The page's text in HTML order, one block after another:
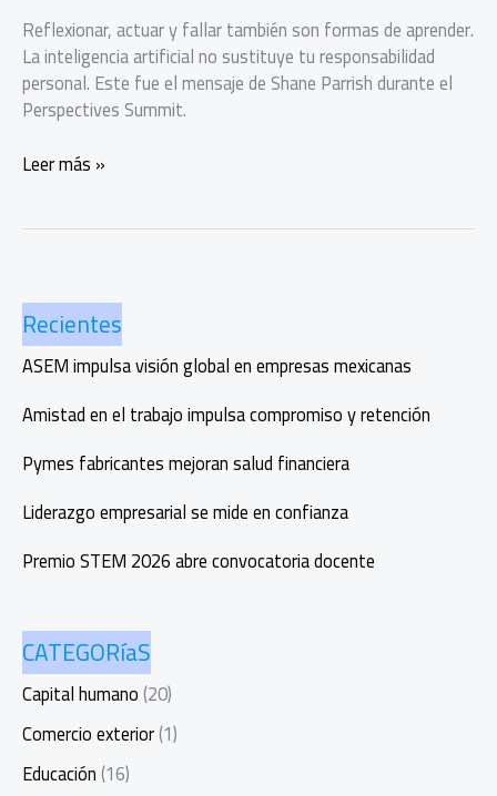
Reflexionar, actuar y fallar también son formas de aprender.
La inteligencia artificial no sustituye tu responsabilidad
personal. Este fue el mensaje de Shane Parrish durante el
Perspectives Summit.
Liderar
era
de
la
inteligencia
artificial,
según
Shane
Parrish
Leer más »
Recientes
ASEM impulsa visión global en empresas mexicanas
Amistad en el trabajo impulsa compromiso y retención
Pymes fabricantes mejoran salud financiera
Liderazgo empresarial se mide en confianza
Premio STEM 2026 abre convocatoria docente
CATEGORíaS
Capital humano(20)
Comercio exterior(1)
Educación(16)